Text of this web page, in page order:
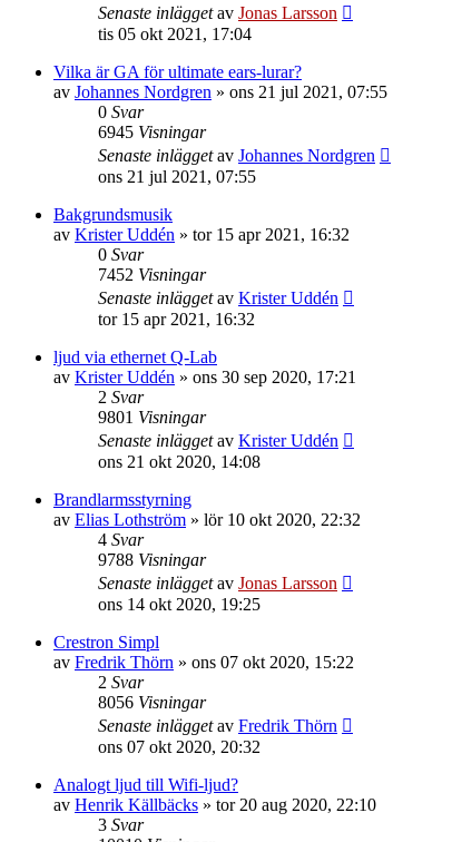
Senaste inläggetav Jonas Larsson
tis 05 okt 2021, 17:04
Vilka är GA för ultimate ears-lurar?
av Johannes Nordgren » ons 21 jul 2021, 07:55
0 Svar
6945 Visningar
Senaste inläggetav Johannes Nordgren
ons 21 jul 2021, 07:55
Bakgrundsmusik
av Krister Uddén » tor 15 apr 2021, 16:32
0 Svar
7452 Visningar
Senaste inläggetav Krister Uddén
tor 15 apr 2021, 16:32
ljud via ethernet Q-Lab
av Krister Uddén » ons 30 sep 2020, 17:21
2 Svar
9801 Visningar
Senaste inläggetav Krister Uddén
ons 21 okt 2020, 14:08
Brandlarmsstyrning
av Elias Lothström » lör 10 okt 2020, 22:32
4 Svar
9788 Visningar
Senaste inläggetav Jonas Larsson
ons 14 okt 2020, 19:25
Crestron Simpl
av Fredrik Thörn » ons 07 okt 2020, 15:22
2 Svar
8056 Visningar
Senaste inläggetav Fredrik Thörn
ons 07 okt 2020, 20:32
Analogt ljud till Wifi-ljud?
av Henrik Källbäcks » tor 20 aug 2020, 22:10
3 Svar